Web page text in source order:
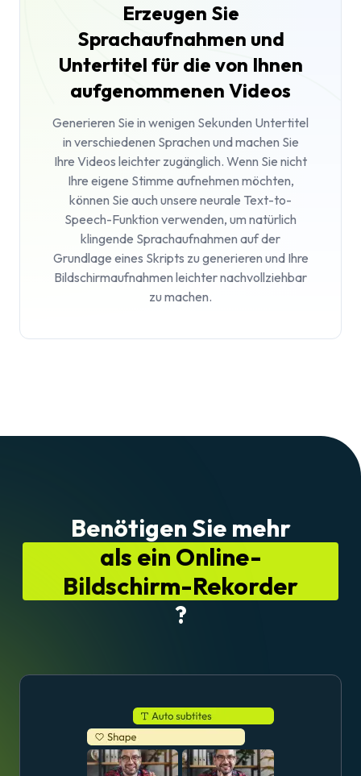
Erzeugen Sie
Sprachaufnahmen und
Untertitel für die von Ihnen
aufgenommenen Videos
Generieren Sie in wenigen Sekunden Untertitel
in verschiedenen Sprachen und machen Sie
Ihre Videos leichter zugänglich. Wenn Sie nicht
Ihre eigene Stimme aufnehmen möchten,
können Sie auch unsere neurale Text-to-
Speech-Funktion verwenden, um natürlich
klingende Sprachaufnahmen auf der
Grundlage eines Skripts zu generieren und Ihre
Bildschirmaufnahmen leichter nachvollziehbar
zu machen.
Benötigen Sie mehr
als ein Online-
Bildschirm-Rekorder
?